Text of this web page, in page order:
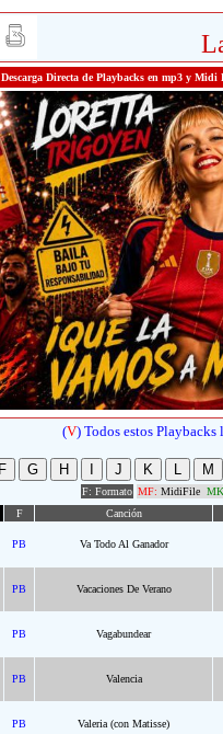
Descarga Directa de Playbacks en mp3 y Midi
(V) Todos estos Playbacks
F: Formato MF: MidiFile
F Canción
PB Va Todo Al Ganador
PB Vacaciones De Verano
PB Vagabundear
PB Valencia
PB Valeria (con Matisse)